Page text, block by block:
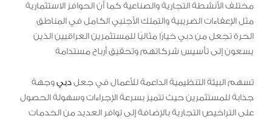
مختلف الأنشطة التجارية والصناعية كما أن الحوافز الاستثمارية
مثل الإعفاءات الضريبية والتملك الأجنبي الكامل في المناطق
الحرة تجعل من دبي خيارًا مثاليًا للمستثمرين العراقيين الذين
يسعون إلى تأسيس شركاتهم وتحقيق أرباح مستدامة
تسهم البيئة التنظيمية الداعمة للأعمال في جعلدبيوجهة
جذابة للمستثمرين حيث تتميز بسرعة الإجراءات وسهولة الحصول
على التراخيص التجارية بالإضافة إلى توافر العديد من الخدمات